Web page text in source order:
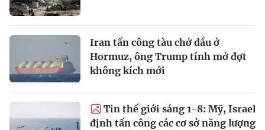
Iran tấn công tàu chở dầu ở
Hormuz, ông Trump tính mở đợt
không kích mới
Tin thế giới sáng 1-8: Mỹ, Israel
định tấn công các cơ sở năng lượng